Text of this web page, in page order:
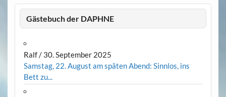
Gästebuch der DAPHNE
Ralf/ 30. September 2025
Samstag, 22. August am späten Abend: Sinnlos, ins
Bett zu...